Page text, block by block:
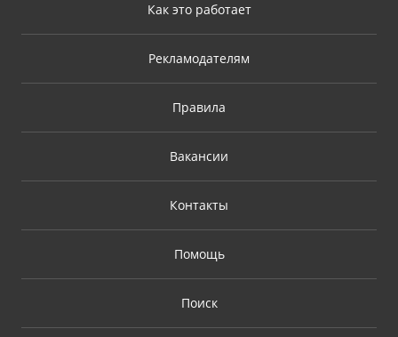
Как это работает
Рекламодателям
Правила
Вакансии
Контакты
Помощь
Поиск